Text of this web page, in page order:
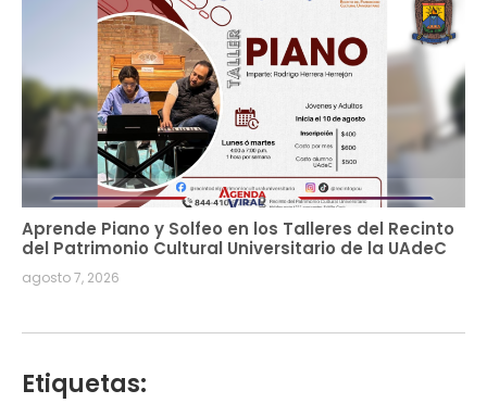
Aprende Piano y Solfeo en los Talleres del Recinto
del Patrimonio Cultural Universitario de la UAdeC
agosto 7, 2026
Etiquetas: